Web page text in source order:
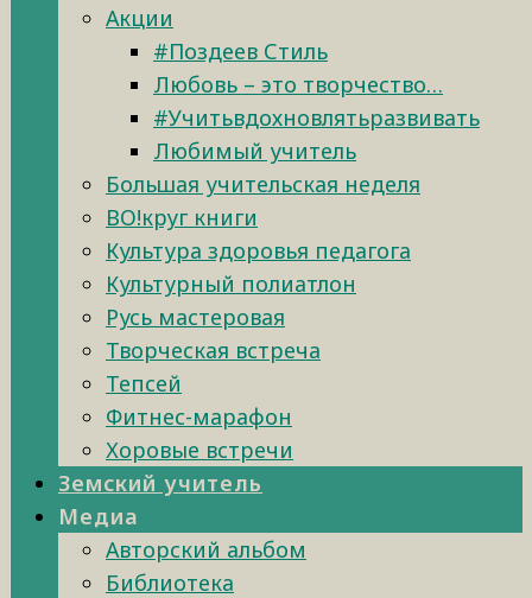
Акции
#Поздеев Стиль
Любовь – это творчество…
#Учитьвдохновлятьразвивать
Любимый учитель
Большая учительская неделя
ВО!круг книги
Культура здоровья педагога
Культурный полиатлон
Русь мастеровая
Творческая встреча
Тепсей
Фитнес-марафон
Хоровые встречи
Земский учитель
Медиа
Авторский альбом
Библиотека